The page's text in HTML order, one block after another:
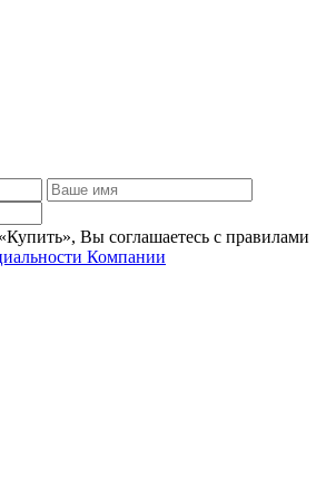
Вы соглашаетесь c правилами
Компании